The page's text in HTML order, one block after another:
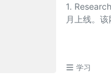
1.
月上线。
学习